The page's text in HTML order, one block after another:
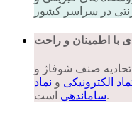
در سراسر کشور
با اطمینان و راحت
صنف شوفاژ و
الکترونیکی و نماد
ساماندهیاست.